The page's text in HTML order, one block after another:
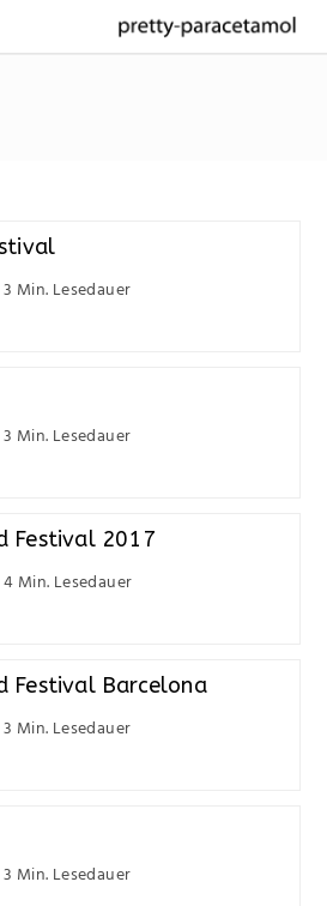
3 Min. Lesedauer
3 Min. Lesedauer
Festival 2017
4 Min. Lesedauer
Festival Barcelona
3 Min. Lesedauer
3 Min. Lesedauer